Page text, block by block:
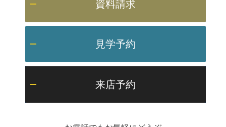
資料請求
見学予約
来店予約